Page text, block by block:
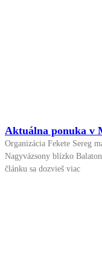
Aktuálna ponuka v
Organizácia Fekete Sereg
Nagyvázsony blízko
článku sa dozvieš viac